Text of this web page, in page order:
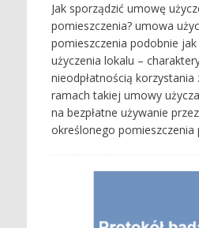
Jak sporządzić umowę
pomieszczenia? umowa
pomieszczenia podobnie
użyczenia lokalu –
nieodpłatnością korzystania
ramach takiej umowy
na bezpłatne używanie
określonego pomieszczenia